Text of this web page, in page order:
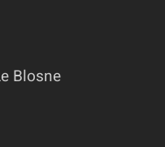
Blosne